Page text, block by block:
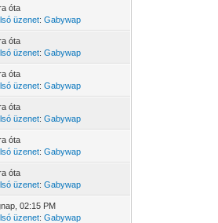
óta
üzenet:Gabywap
óta
üzenet:Gabywap
óta
üzenet:Gabywap
óta
üzenet:Gabywap
óta
üzenet:Gabywap
óta
üzenet:Gabywap
, 02:15 PM
üzenet:Gabywap